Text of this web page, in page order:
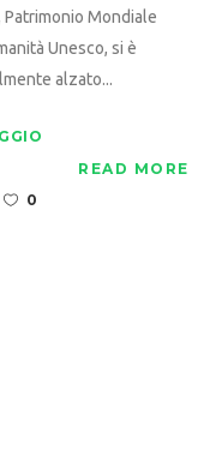
Patrimonio Mondiale
Unesco, si è
alzato...
0
READ MORE